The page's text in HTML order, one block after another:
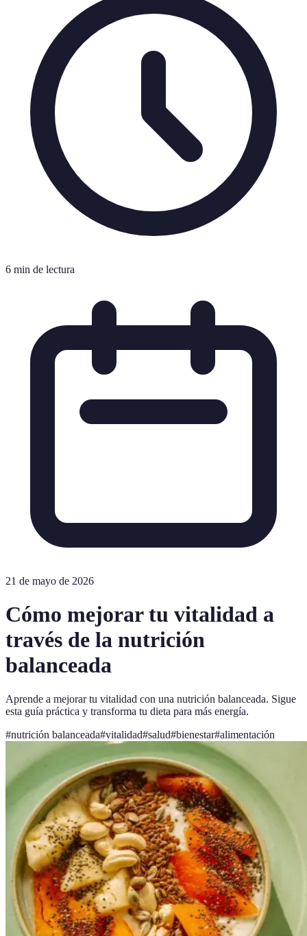
6 min de lectura
21 de mayo de 2026
Cómo mejorar tu vitalidad a
través de la nutrición
balanceada
Aprende a mejorar tu vitalidad con una nutrición balanceada. Sigue
esta guía práctica y transforma tu dieta para más energía.
#nutrición balanceada#vitalidad#salud#bienestar#alimentación